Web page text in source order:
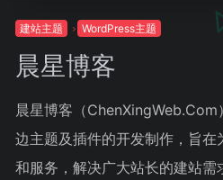
建站主题 WordPress主题
晨星博客
晨星博客（
边主题及插件的开发制作，旨
和服务，解决广大站长的建站需